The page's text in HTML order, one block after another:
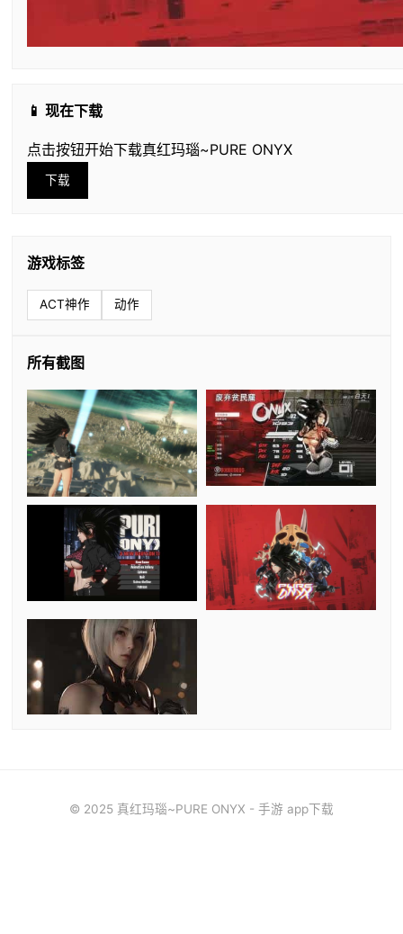
📱 现在下载
点击按钮开始下载真红玛瑙~PURE ONYX
下载
游戏标签
ACT神作 动作
所有截图
© 2025 真红玛瑙~PURE ONYX - 手游 app下载